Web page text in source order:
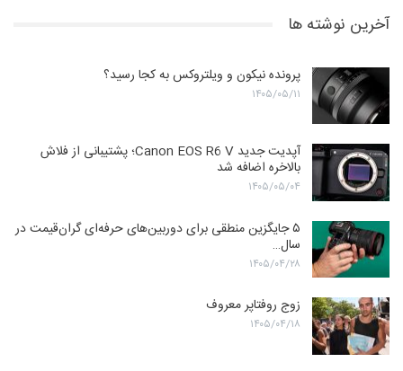
آخرین نوشته ها
پرونده نیکون و ویلتروکس به کجا رسید؟
۱۴۰۵/۰۵/۱۱
آپدیت جدید Canon EOS R6 V؛ پشتیبانی از فلاش
بالاخره اضافه شد
۱۴۰۵/۰۵/۰۴
۵ جایگزین منطقی برای دوربین‌های حرفه‌ای گران‌قیمت در
سال…
۱۴۰۵/۰۴/۲۸
زوج روفتاپر معروف
۱۴۰۵/۰۴/۱۸